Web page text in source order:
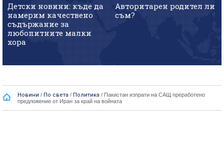
Детски новини: къде да
намерим качествено
съдържание за
любопитните малки
хора
Авторитарен родител ли
съм?
Новини / По света / Политика / Пакистан изпрати на САЩ преработено
предложение от Иран за край на войната